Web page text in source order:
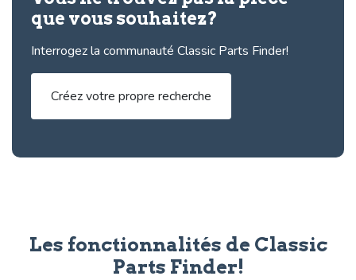
que vous souhaitez?
Interrogez la communauté Classic Parts Finder!
Créez votre propre recherche
Les fonctionnalités de Classic
Parts Finder!